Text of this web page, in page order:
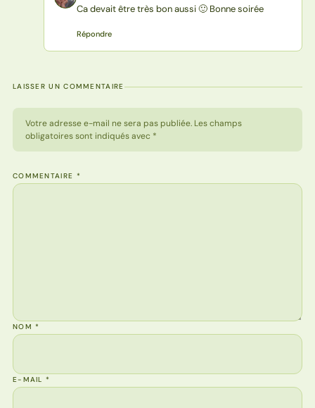
Ca devait être très bon aussi 🙂 Bonne soirée
Répondre
LAISSER UN COMMENTAIRE
Votre adresse e-mail ne sera pas publiée. Les champs
obligatoires sont indiqués avec *
COMMENTAIRE *
NOM*
E-MAIL*